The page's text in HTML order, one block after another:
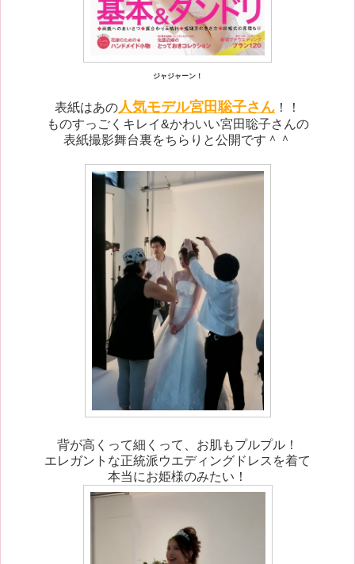
ジャジャーン！
表紙はあの人気モデル宮田聡子さん ！！
ものすっごくキレイ&かわいい宮田聡子さんの
表紙撮影舞台裏をちらりと公開です＾＾
背が高くって細くって、お肌もプルプル！
エレガントな正統派ウエディングドレスを着て
本当にお姫様のみたい！